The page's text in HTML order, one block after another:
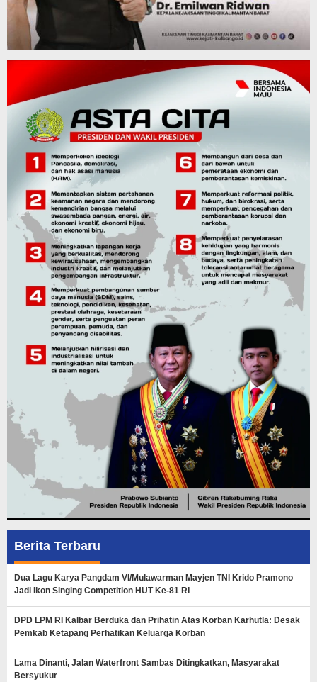
Berita Terbaru
Dua Lagu Karya Pangdam VI/Mulawarman Mayjen TNI Krido Pramono
Jadi Ikon Singing Competition HUT Ke-81 RI
DPD LPM RI Kalbar Berduka dan Prihatin Atas Korban Karhutla: Desak
Pemkab Ketapang Perhatikan Keluarga Korban
Lama Dinanti, Jalan Waterfront Sambas Ditingkatkan, Masyarakat
Bersyukur